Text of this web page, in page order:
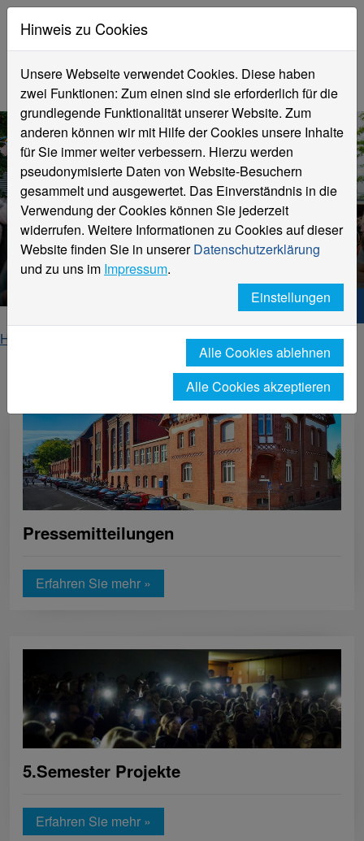
News zum Fachbereich
Hochschule Niederrhein. Dein Weg.
Home
Fachbereich Textil- und Bekleidungstechnik
Pressemitteilungen
Erfahren Sie mehr »
5.Semester Projekte
Erfahren Sie mehr »
Hinweis zu Cookies
Unsere Webseite verwendet Cookies. Diese haben
zwei Funktionen: Zum einen sind sie erforderlich für die
grundlegende Funktionalität unserer Website. Zum
anderen können wir mit Hilfe der Cookies unsere Inhalte
für Sie immer weiter verbessern. Hierzu werden
pseudonymisierte Daten von Website-Besuchern
gesammelt und ausgewertet. Das Einverständnis in die
Verwendung der Cookies können Sie jederzeit
widerrufen. Weitere Informationen zu Cookies auf dieser
Website finden Sie in unsererDatenschutzerklärung
und zu uns im Impressum.
Einstellungen
Alle Cookies ablehnen
Alle Cookies akzeptieren